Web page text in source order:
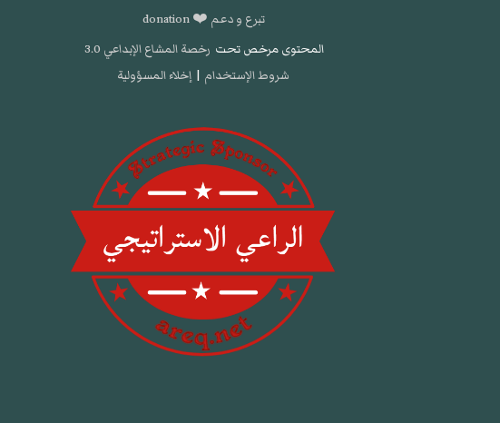
تبرع و دعم ❤️ donation
المحتوى مرخص تحت رخصة المشاع الإبداعي 3.0
شروط الإستخدام | إخلاء المسؤولية